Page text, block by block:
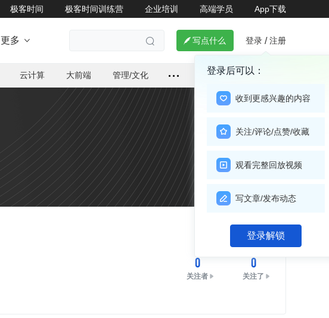
极客时间 极客时间训练营 企业培训 高端学员 App下载
更多    写点什么 登录 / 注册
登录后可以：
收到更感兴趣的内容
关注/评论/点赞/收藏
观看完整回放视频
写文章/发布动态
登录解锁
云计算 大前端 管理/文化
关注
0
关注者
0
关注了